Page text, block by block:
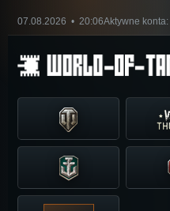
07.08.2026 • 20:06Aktywne konta: